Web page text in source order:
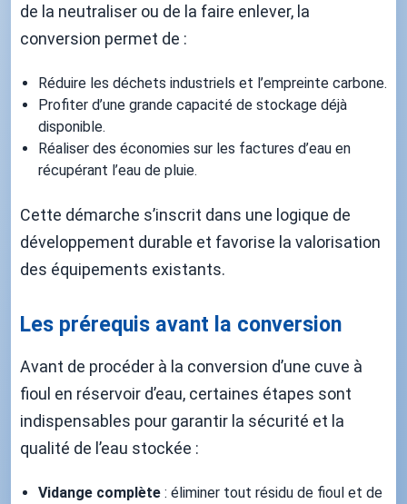
de la neutraliser ou de la faire enlever, la
conversion permet de :
Réduire les déchets industriels et l’empreinte carbone.
Profiter d’une grande capacité de stockage déjà
disponible.
Réaliser des économies sur les factures d’eau en
récupérant l’eau de pluie.
Cette démarche s’inscrit dans une logique de
développement durable et favorise la valorisation
des équipements existants.
Les prérequis avant la conversion
Avant de procéder à la conversion d’une cuve à
fioul en réservoir d’eau, certaines étapes sont
indispensables pour garantir la sécurité et la
qualité de l’eau stockée :
Vidange complète : éliminer tout résidu de fioul et de